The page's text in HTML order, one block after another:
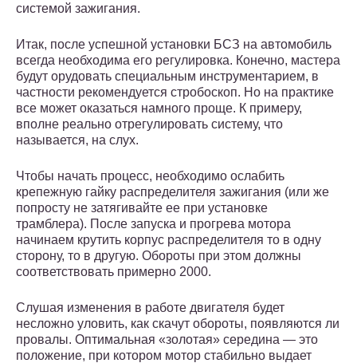
системой зажигания.
Итак, после успешной установки БСЗ на автомобиль
всегда необходима его регулировка. Конечно, мастера
будут орудовать специальным инструментарием, в
частности рекомендуется стробоскоп. Но на практике
все может оказаться намного проще. К примеру,
вполне реально отрегулировать систему, что
называется, на слух.
Чтобы начать процесс, необходимо ослабить
крепежную гайку распределителя зажигания (или же
попросту не затягивайте ее при установке
трамблера). После запуска и прогрева мотора
начинаем крутить корпус распределителя то в одну
сторону, то в другую. Обороты при этом должны
соответствовать примерно 2000.
Слушая изменения в работе двигателя будет
несложно уловить, как скачут обороты, появляются ли
провалы. Оптимальная «золотая» середина — это
положение, при котором мотор стабильно выдает